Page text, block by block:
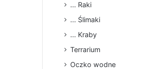
... Raki
... Ślimaki
... Kraby
Terrarium
Oczko wodne